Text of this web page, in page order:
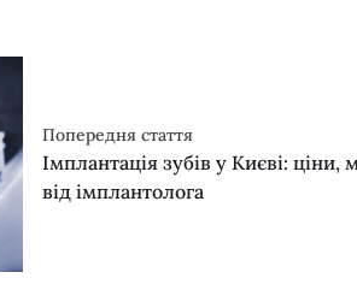
Попередня стаття
Імплантація зубів у Києві: ціни,
від імплантолога